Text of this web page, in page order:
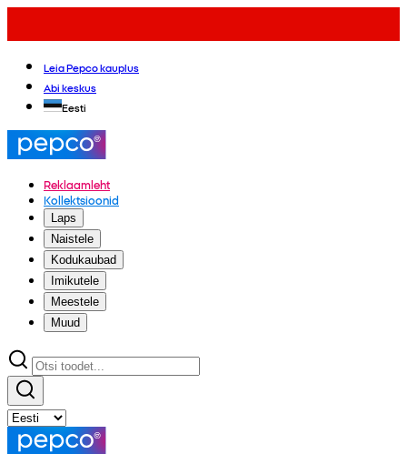
Leia Pepco kauplus
Abi keskus
Eesti
Reklaamleht
Kollektsioonid
Laps
Naistele
Kodukaubad
Imikutele
Meestele
Muud